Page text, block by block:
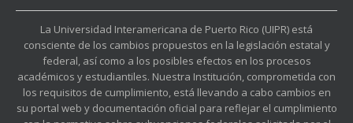
La Universidad Interamericana de Puerto Rico (UIPR) está
consciente de los cambios propuestos en la legislación estatal y
federal, así como a los posibles efectos en los procesos
académicos y estudiantiles. Nuestra Institución, comprometida con
los requisitos de cumplimiento, está llevando a cabo cambios en
su portal web y documentación oficial para reflejar el cumplimiento